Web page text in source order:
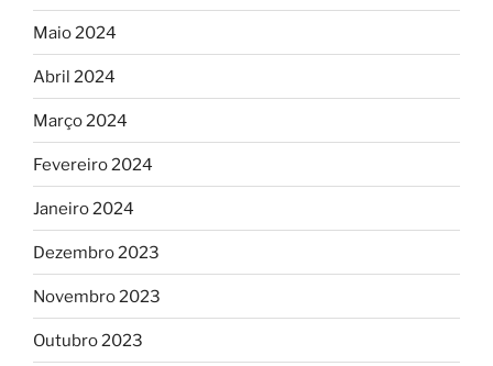
Maio 2024
Abril 2024
Março 2024
Fevereiro 2024
Janeiro 2024
Dezembro 2023
Novembro 2023
Outubro 2023